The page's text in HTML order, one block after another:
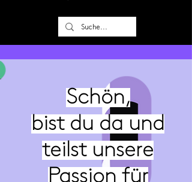
Schön,
bist du da und
teilst unsere
Passion für